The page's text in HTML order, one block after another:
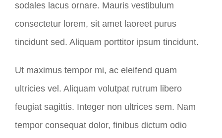
sodales lacus ornare. Mauris vestibulum
consectetur lorem, sit amet laoreet purus
tincidunt sed. Aliquam porttitor ipsum tincidunt.
Ut maximus tempor mi, ac eleifend quam
ultricies vel. Aliquam volutpat rutrum libero
feugiat sagittis. Integer non ultrices sem. Nam
tempor consequat dolor, finibus dictum odio